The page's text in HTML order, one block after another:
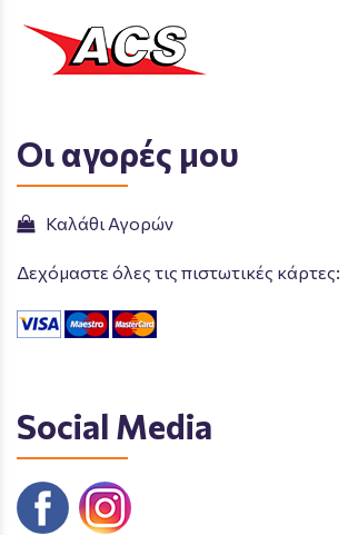
Οι αγορές μου
Καλάθι Αγορών
Δεχόμαστε όλες τις πιστωτικές κάρτες:
Social Media